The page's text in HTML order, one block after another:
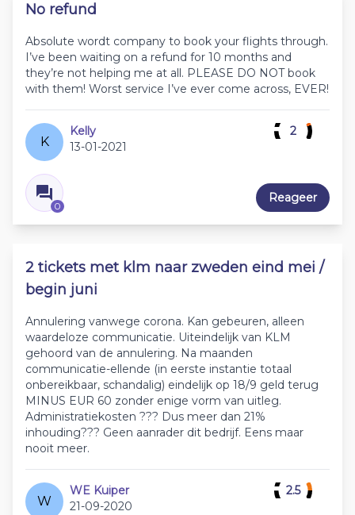
No refund
Absolute wordt company to book your flights through.
I’ve been waiting on a refund for 10 months and
they’re not helping me at all. PLEASE DO NOT book
with them! Worst service I’ve ever come across, EVER!
K
Kelly
13-01-2021
0
2
Reageer
2 tickets met klm naar zweden eind mei /
begin juni
Annulering vanwege corona. Kan gebeuren, alleen
waardeloze communicatie. Uiteindelijk van KLM
gehoord van de annulering. Na maanden
communicatie-ellende (in eerste instantie totaal
onbereikbaar, schandalig) eindelijk op 18/9 geld terug
MINUS EUR 60 zonder enige vorm van uitleg.
Administratiekosten ??? Dus meer dan 21%
inhouding??? Geen aanrader dit bedrijf. Eens maar
nooit meer.
W
WE Kuiper
21-09-2020
2.5